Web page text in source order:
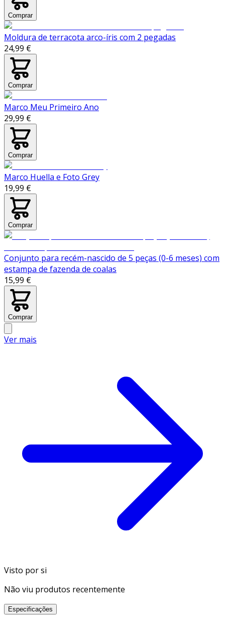
Comprar
Moldura de terracota arco-íris com 2 pegadas
24,99 €
Comprar
Marco Meu Primeiro Ano
29,99 €
Comprar
Marco Huella e Foto Grey
19,99 €
Comprar
Conjunto para recém-nascido de 5 peças (0-6 meses) com
estampa de fazenda de coalas
15,99 €
Comprar
Ver mais
Visto por si
Não viu produtos recentemente
Especificações